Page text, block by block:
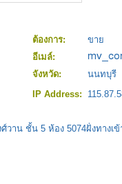
ต้องการ:
ขาย
อีเมล์:
จังหวัด:
นนทบุรี
IP Address:
าน ชั้น 5 ห้อง 5074ฝั่งทางเ